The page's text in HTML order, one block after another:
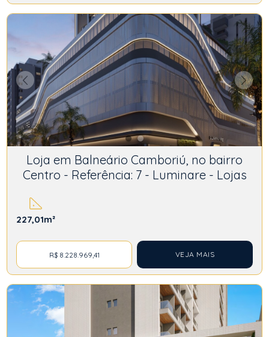
Loja em Balneário Camboriú, no bairro
Centro - Referência: 7 - Luminare - Lojas
227,01m²
R$ 8.228.969,41 VEJA MAIS